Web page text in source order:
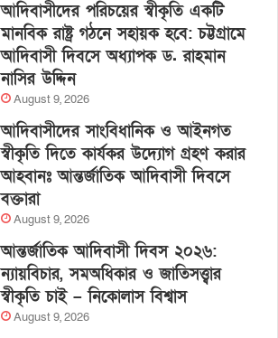
আদিবাসীদের পরিচয়ের স্বীকৃতি একটি
মানবিক রাষ্ট্র গঠনে সহায়ক হবে: চট্টগ্রামে
আদিবাসী দিবসে অধ্যাপক ড. রাহমান
নাসির উদ্দিন
August 9, 2026
আদিবাসীদের সাংবিধানিক ও আইনগত
স্বীকৃতি দিতে কার্যকর উদ্যোগ গ্রহণ করার
আহবানঃ আন্তর্জাতিক আদিবাসী দিবসে
বক্তারা
August 9, 2026
আন্তর্জাতিক আদিবাসী দিবস ২০২৬:
ন্যায়বিচার, সমঅধিকার ও জাতিসত্ত্বার
স্বীকৃতি চাই – নিকোলাস বিশ্বাস
August 9, 2026